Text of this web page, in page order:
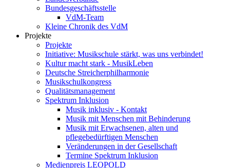
Bundesgeschäftsstelle
VdM-Team
Kleine Chronik des VdM
Projekte
Projekte
Initiative: Musikschule stärkt, was uns verbindet!
Kultur macht stark - MusikLeben
Deutsche Streicherphilharmonie
Musikschulkongress
Qualitätsmanagement
Spektrum Inklusion
Musik inklusiv - Kontakt
Musik mit Menschen mit Behinderung
Musik mit Erwachsenen, alten und
pflegebedürftigen Menschen
Veränderungen in der Gesellschaft
Termine Spektrum Inklusion
Medienpreis LEOPOLD